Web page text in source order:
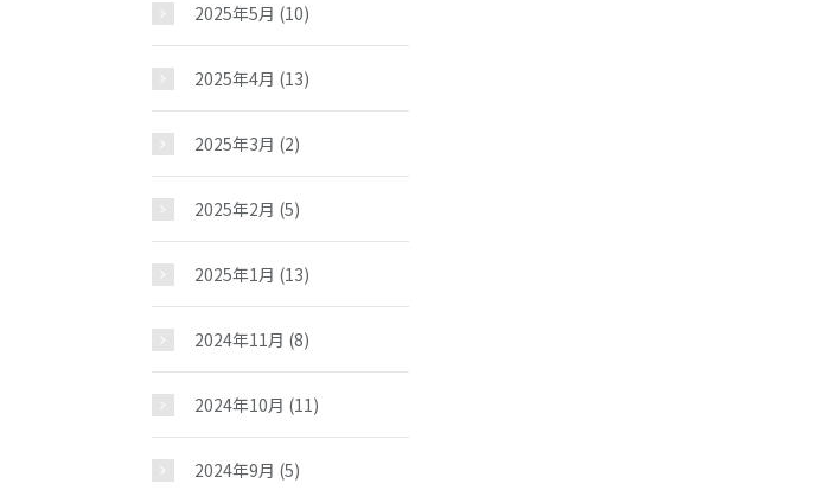
2025年5月 (10)
2025年4月 (13)
2025年3月 (2)
2025年2月 (5)
2025年1月 (13)
2024年11月 (8)
2024年10月 (11)
2024年9月 (5)